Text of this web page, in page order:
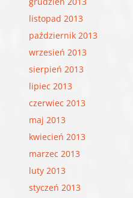
listopad 2013
październik 2013
wrzesień 2013
sierpień 2013
lipiec 2013
czerwiec 2013
maj 2013
kwiecień 2013
marzec 2013
luty 2013
styczeń 2013